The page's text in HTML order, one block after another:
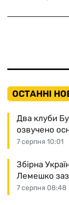
ОСТАННІ
7 серпня 10:01
Два клуби
озвучено
7 серпня 08:48
Збірна
Лемешко